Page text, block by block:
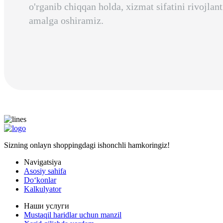
o'rganib chiqqan holda, xizmat sifatini
amalga oshiramiz.
Sizning onlayn shoppingdagi ishonchli hamkoringiz!
Navigatsiya
Asosiy sahifa
Doʻkonlar
Kalkulyator
Наши услуги
Mustaqil haridlar uchun manzil